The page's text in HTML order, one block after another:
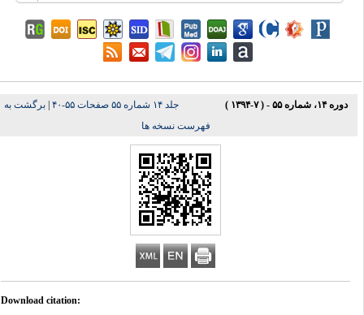
دوره ۱۴، شماره ۵۵ - ( ۷-۱۳۹۴ ) جلد ۱۴ شماره ۵۵ صفحات ۵۵-۴۰ |برگشت به
فهرست نسخه ها
Download citation: